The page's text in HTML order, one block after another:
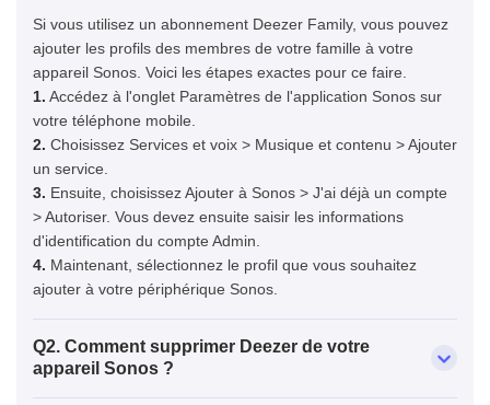
Si vous utilisez un abonnement Deezer Family, vous pouvez
ajouter les profils des membres de votre famille à votre
appareil Sonos. Voici les étapes exactes pour ce faire.
1. Accédez à l'onglet Paramètres de l'application Sonos sur
votre téléphone mobile.
2. Choisissez Services et voix > Musique et contenu > Ajouter
un service.
3. Ensuite, choisissez Ajouter à Sonos > J'ai déjà un compte
> Autoriser. Vous devez ensuite saisir les informations
d'identification du compte Admin.
4. Maintenant, sélectionnez le profil que vous souhaitez
ajouter à votre périphérique Sonos.
Q2. Comment supprimer Deezer de votre
appareil Sonos ?